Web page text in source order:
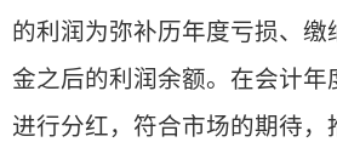
的利润为弥补历年度亏损、缴
金之后的利润余额。在会计年
进行分红，符合市场的期待，